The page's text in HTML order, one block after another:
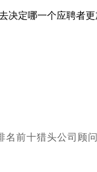
定哪一个应聘者